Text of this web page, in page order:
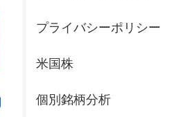
プライバシーポリシー
米国株
個別銘柄分析